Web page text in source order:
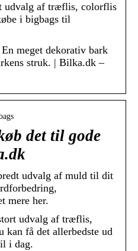
udvalg af træflis, colorflis
i bigbags til
meget dekorativ bark
struk. | Bilka.dk –
det til gode
udvalg af muld til dit
mere her.
udvalg af træflis,
kan få det allerbedste ud
i dag.